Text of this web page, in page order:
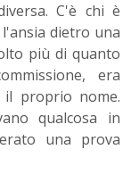
C'è chi è
dietro una
più di quanto
era
il proprio nome.
qualcosa in
una prova